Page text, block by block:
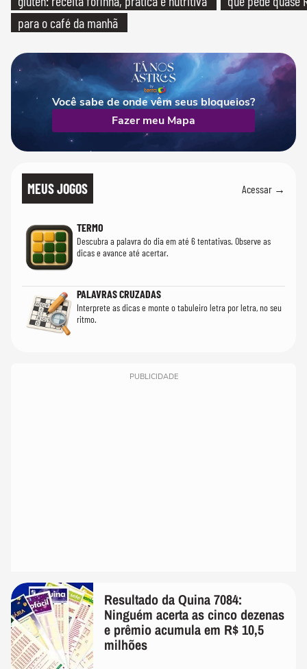
para o café da manhã
Você sabe de onde vêm seus bloqueios?
Fazer meu Mapa
MEUS JOGOS Acessar →
TERMO
Descubra a palavra do dia em até 6 tentativas. Observe as
dicas e avance até acertar.
PALAVRAS CRUZADAS
Interprete as dicas e monte o tabuleiro letra por letra, no seu
ritmo.
PUBLICIDADE
Resultado da Quina 7084:
Ninguém acerta as cinco dezenas
e prêmio acumula em R$ 10,5
milhões